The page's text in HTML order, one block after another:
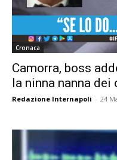
Cronaca
Camorra, boss
la ninna nanna dei
Redazione Internapoli - 24